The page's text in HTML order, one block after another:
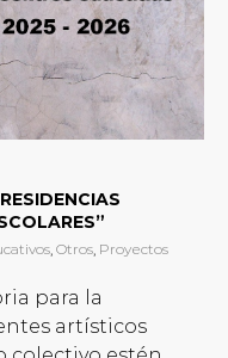
, Otros, Proyectos
para la
artísticos